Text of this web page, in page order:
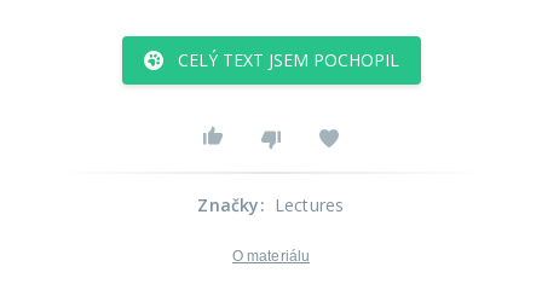
CELÝ TEXT JSEM POCHOPIL
Značky: Lectures
O materiálu